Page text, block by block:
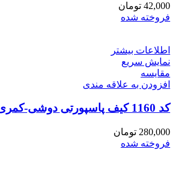
42,000 تومان
فروخته شده
اطلاعات بیشتر
نمایش سریع
مقايسه
افزودن به علاقه مندی
کد 1160 کیف پاسپورتی دوشی-کمری
280,000 تومان
فروخته شده